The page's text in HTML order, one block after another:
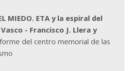
MIEDO. ETA y la espiral del
- Francisco J. Llera y
del centro memorial de las